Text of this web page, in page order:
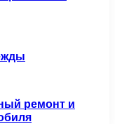
ремонт и